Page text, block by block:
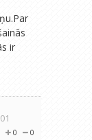
ir
0
0